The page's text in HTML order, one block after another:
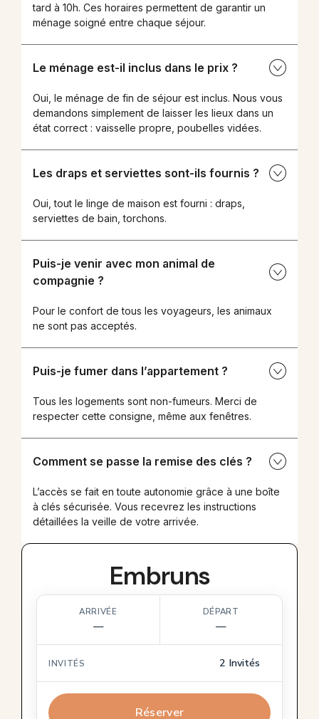
tard à 10h. Ces horaires permettent de garantir un
ménage soigné entre chaque séjour.
Le ménage est-il inclus dans le prix ?
Oui, le ménage de fin de séjour est inclus. Nous vous
demandons simplement de laisser les lieux dans un
état correct : vaisselle propre, poubelles vidées.
Les draps et serviettes sont-ils fournis ?
Oui, tout le linge de maison est fourni : draps,
serviettes de bain, torchons.
Puis-je venir avec mon animal de
compagnie ?
Pour le confort de tous les voyageurs, les animaux
ne sont pas acceptés.
Puis-je fumer dans l’appartement ?
Tous les logements sont non-fumeurs. Merci de
respecter cette consigne, même aux fenêtres.
Comment se passe la remise des clés ?
L’accès se fait en toute autonomie grâce à une boîte
à clés sécurisée. Vous recevrez les instructions
détaillées la veille de votre arrivée.
Embruns
ARRIVÉE
—
DÉPART
—
INVITÉS 2 Invités
Réserver